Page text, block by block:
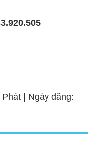
| Ngày đăng: